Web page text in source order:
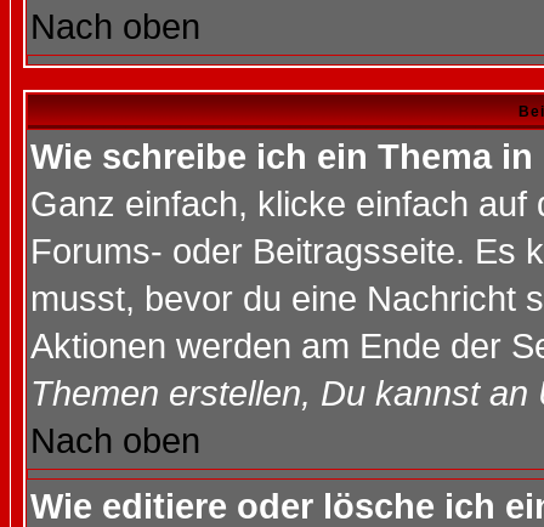
Nach oben
Wie schreibe ich ein Thema
Ganz einfach, klicke einfach
Forums- oder Beitragsseite. Es
musst, bevor du eine Nachricht
Aktionen werden am Ende der
Themen erstellen, Du kannst
Nach oben
Wie editiere oder lösche ich